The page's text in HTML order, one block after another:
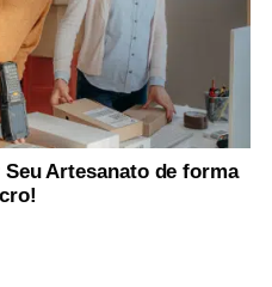
Artesanato de forma